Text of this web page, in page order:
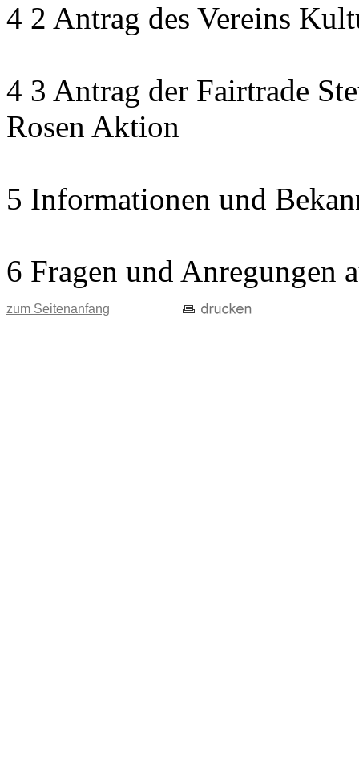
4 2 Antrag des Vereins
4 3 Antrag der Fairtrade
Rosen Aktion
5 Informationen und
6 Fragen und Anregungen
zum Seitenanfang